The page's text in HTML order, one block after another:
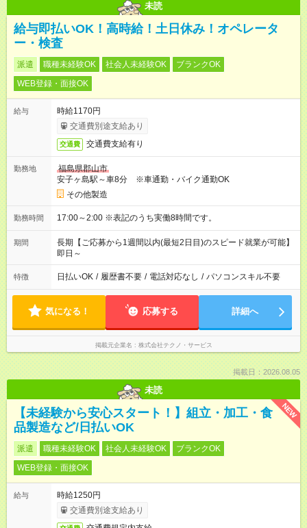
未読
給与即払いOK！高時給！土日休み！オペレータ
ー・検査
派遣 職種未経験OK 社会人未経験OK
ブランクOK
WEB登録・面接OK
給与
時給1170円
交通費別途支給あり
交通費 交通費支給有り
勤務地
福島県郡山市
安子ヶ島駅～車8分 ※車通勤・バイク通勤OK
その他製造
勤務時間 17:00～2:00 ※表記のうち実働8時間です。
期間
長期【ご応募から1週間以内(最短2日目)のスピード就業が可能】
即日～
特徴 日払いOK / 履歴書不要 / 電話対応なし / パソコンスキル不要
気になる！ 応募する 詳細へ
掲載元企業名 株式会社テクノ・サービス
掲載日：2026.08.05
未読
NEW
【未経験から安心スタート！】組立・加工・食
品製造など/日払いOK
派遣 職種未経験OK 社会人未経験OK
ブランクOK
WEB登録・面接OK
給与
時給1250円
交通費別途支給あり